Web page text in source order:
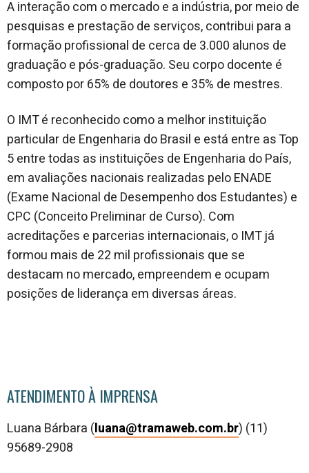
A interação com o mercado e a indústria, por meio de
pesquisas e prestação de serviços, contribui para a
formação profissional de cerca de 3.000 alunos de
graduação e pós-graduação. Seu corpo docente é
composto por 65% de doutores e 35% de mestres.
O IMT é reconhecido como a melhor instituição
particular de Engenharia do Brasil e está entre as Top
5 entre todas as instituições de Engenharia do País,
em avaliações nacionais realizadas pelo ENADE
(Exame Nacional de Desempenho dos Estudantes) e
CPC (Conceito Preliminar de Curso). Com
acreditações e parcerias internacionais, o IMT já
formou mais de 22 mil profissionais que se
destacam no mercado, empreendem e ocupam
posições de liderança em diversas áreas.
ATENDIMENTO À IMPRENSA
Luana Bárbara (luana@tramaweb.com.br) (11)
95689-2908